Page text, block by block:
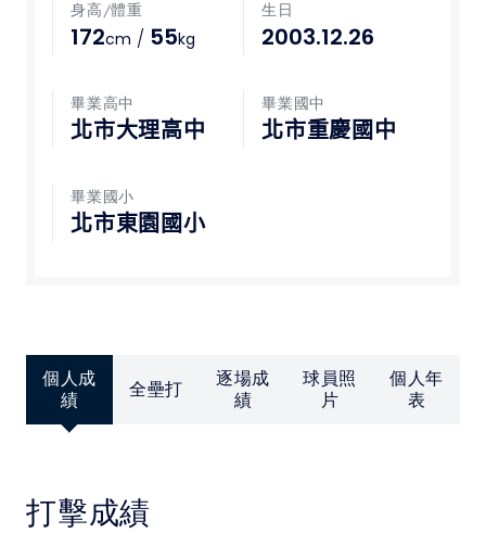
網站使用條款
教育部體育署
中華民國大專院校體育總會
身高/體重
172cm / 55kg
生日
2003.12.26
畢業高中
北市大理高中
畢業國中
北市重慶國中
畢業國小
北市東園國小
個人成
績
全壘打
逐場成
績
球員照
片
個人年
表
打擊成績